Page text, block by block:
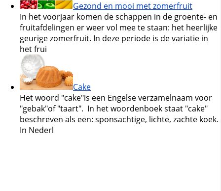
Gezond en mooi met zomerfruit
In het voorjaar komen de schappen in de groente- en
fruitafdelingen er weer vol mee te staan: het heerlijke
geurige zomerfruit. In deze periode is de variatie in
het frui
Cake
Het woord "cake"is een Engelse verzamelnaam voor
"gebak"of "taart". In het woordenboek staat "cake"
beschreven als een: sponsachtige, lichte, zachte koek.
In Nederl